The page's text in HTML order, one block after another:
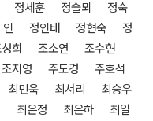
정세훈 정솔뫼 정숙
정인태 정현숙 정
희 조소연 조수현
조지영 주도경 주호석
민욱 최서리 최승우
최은정 최은하 최일